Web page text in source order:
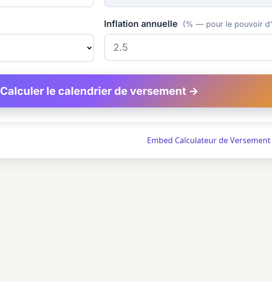
Inflation annuelle (% — pour le pouvoir
Calculer le calendrier de versement →
Embed Calculateur de